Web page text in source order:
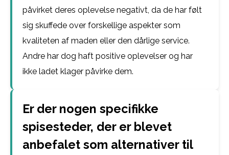
påvirket deres oplevelse negativt, da de har følt
sig skuffede over forskellige aspekter som
kvaliteten af maden eller den dårlige service.
Andre har dog haft positive oplevelser og har
ikke ladet klager påvirke dem.
Er der nogen specifikke
spisesteder, der er blevet
anbefalet som alternativer til